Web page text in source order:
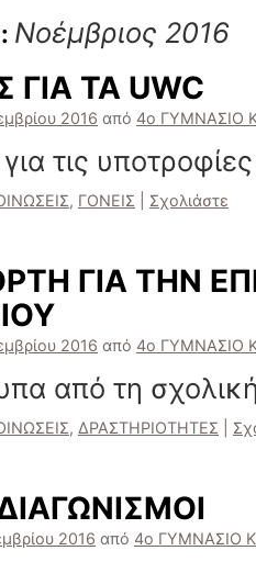
Νοέμβριος 2016
ΤΑ UWC
2016 από 4ο ΓΥΜΝΑΣΙΟ
τις
, ΓΟΝΕΙΣ Σχολιάστε
ΓΙΑ ΤΗΝ
2016 από 4ο ΓΥΜΝΑΣΙΟ
από τη
, ΔΡΑΣΤΗΡΙΟΤΗΤΕΣ
2016 από 4ο ΓΥΜΝΑΣΙΟ